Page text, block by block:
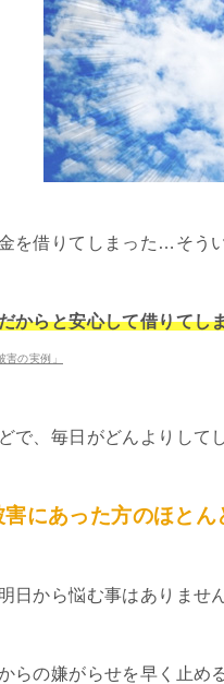
を借りてしまった…そう
からと安心して借りてし
の実例」
で、毎日がどんよりして
にあった方のほとん
日から悩む事はありません
らの嫌がらせを早く止め